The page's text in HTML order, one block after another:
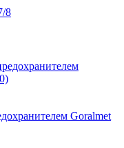
8
Goralmet